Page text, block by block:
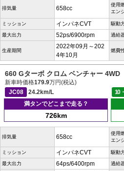
排気量 658cc
使用
エン
ミッション インパネCVT 駆動
最大出力 52ps/6900rpm 過給
生産期間
2022年09月～202
4年10月
燃費
660 Gターボ クロム ベンチャー 4WD
新車時価格179.9万円(税込)
JC08
24.2km/L 10
満タンでどこまで走る？
726km
排気量 658cc
使用
エン
ミッション インパネCVT 駆動
最大出力 64ps/6400rpm 過給